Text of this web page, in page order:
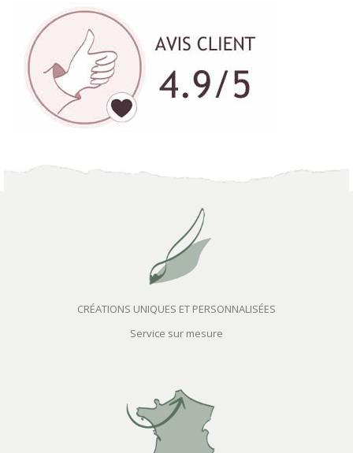
CRÉATIONS UNIQUES ET PERSONNALISÉES
Service sur mesure